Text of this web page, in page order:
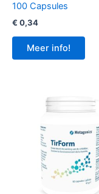
100 Capsules
€ 0,34
Meer info!